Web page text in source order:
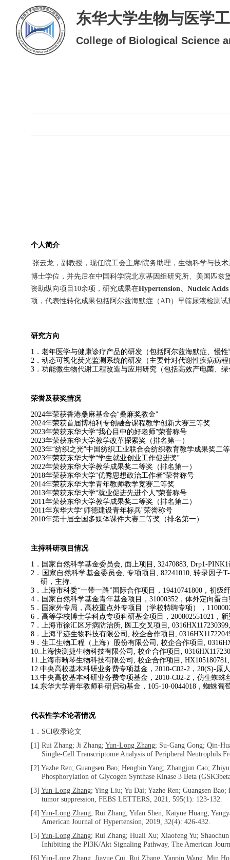
东华大学生物与医学
College of Biological Science
个人简介
张云龙 ，副教授，现任院工会主席/院务助理，生物科学与技
博士学位，并先后在中国科学院北京基因组研究所、美国匹兹
资助纵向项目 10余项，研究成果在Hypertension、 Nucleic Acids
项，代表性转化成果包括阿尔兹海默症（AD）早筛尿液检测
研究方向
1 ．老年医学与健康诊疗产品的研发（包括阿尔兹海默症、慢
2 ．动态可视化荧光监测系统的研发（主要针对代谢性疾病病
3 ．功能微生物代谢工程改造与应用研究（包括高效产电菌、
荣誉及获奖情况
2024年荣获香港桑麻基金会“桑麻奖教金”
2024年荣获首届博柏利专创融合课程教学创新大赛三等奖
2023年荣获东华大学“我心目中的好老师”荣誉称号
2023年荣获东华大学教学改革探索奖（排名第一）
2023年“纺织之光”中国纺织工业联合会纺织教育教学成果奖二
2023年荣获东华大学“学生就业创业工作促进奖”
2022年荣获东华大学教学成果奖二等奖（排名第一）
2018年荣获东华大学“优秀思想政治工作者”荣誉称号
2014年荣获东华大学青年教师教学竞赛二等奖
2013年荣获东华大学“就业促进先进个人”荣誉称号
2011年荣获东华大学教学成果奖二等奖（排名第二）
2011年东华大学“师德建设青年标兵”荣誉称号
2010年第十届全国多媒体课件大赛二等奖（排名第一）
主持科研项目情况
1 ．国家自然科学基金委员会, 面上项目 , 32470883, Drp1-PINK1
2 ．国家自然科学基金委员会,专项项目 , 82241010,转录因子
研，主持.
3 ．上海市科委“一带一路”国际合作项目， 19410741800 ，初级
4 ．国家自然科学基金青年基金项目， 31000352 ，体外定向蛋
5 ．国家外专局，高校重点外专项目（学校特聘专项），
6 ．高等学校博士学科点专项科研基金项目， 200802551021 ，
7 ．上海市徐汇区牙病防治所, 医工交叉项目 ,
8 ．上海平迹生物科技有限公司 , 校企合作项目 ,
9 ．生工生物工程（上海）股份有限公司 , 校企合作项目 ,
10. 上海快测捷生物科技有限公司 , 校企合作项目 ,
11. 上海市晰琴生物科技有限公司 , 校企合作项目 ,
12.中央高校基本科研业务费专项基金， 2010-C02-2 ， 20(S)-原
13.中央高校基本科研业务费专项基金， 2010-C02-2 ，仿生蜘
14.东华大学青年教师科研启动基金， 105-10-0044018 ，蜘蛛葡
代表性学术论著情况
1 ． SCI收录论文
[1] Rui Zhang; Ji Zhang; Yun-Long Zhang; Su-Gang Gong; Qin-
Single-Cell Transcriptome Analysis of Peripheral Neutrophils
[2] Yazhe Ren; Guangsen Bao; Hengbin Yang; Zhangjun Cao;
Phosphorylation of Glycogen Synthase Kinase 3 Beta
[3] Yun-Long Zhang; Ying Liu; Yu Dai; Yazhe Ren; Guangsen
tumor suppression, FEBS LETTERS, 2021, 595(1): 123-132.
[4] Yun-Long Zhang; Rui Zhang; Yifan Shen; Kaiyue Huang;
American Journal of Hypertension, 2019, 32(4): 426-432.
[5] Yun-Long Zhang; Rui Zhang; Huali Xu; Xiaofeng Yu;
Inhibiting the PI3K/Akt Signaling Pathway, The American
[6] Yun-Long Zhang, Jiayue Cui, Rui Zhang, Yanpin Wang, Min